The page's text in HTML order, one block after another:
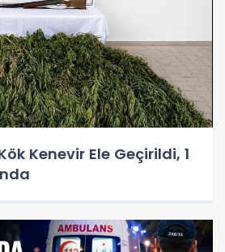
Kenevir Ele Geçirildi, 1